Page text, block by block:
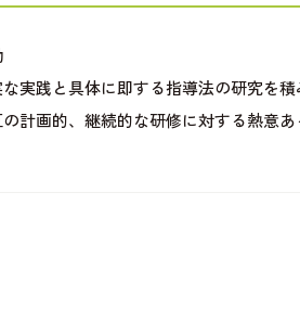
実践と具体に即する指導法の研究を
計画的、継続的な研修に対する熱意